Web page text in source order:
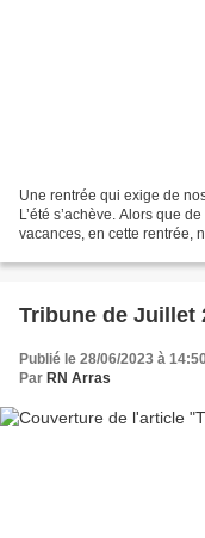
Une rentrée qui exige de
L’été s’achève. Alors que
vacances, en cette rentrée,
Tribune de Juillet
Publié le 28/06/2023 à
Par RN Arras